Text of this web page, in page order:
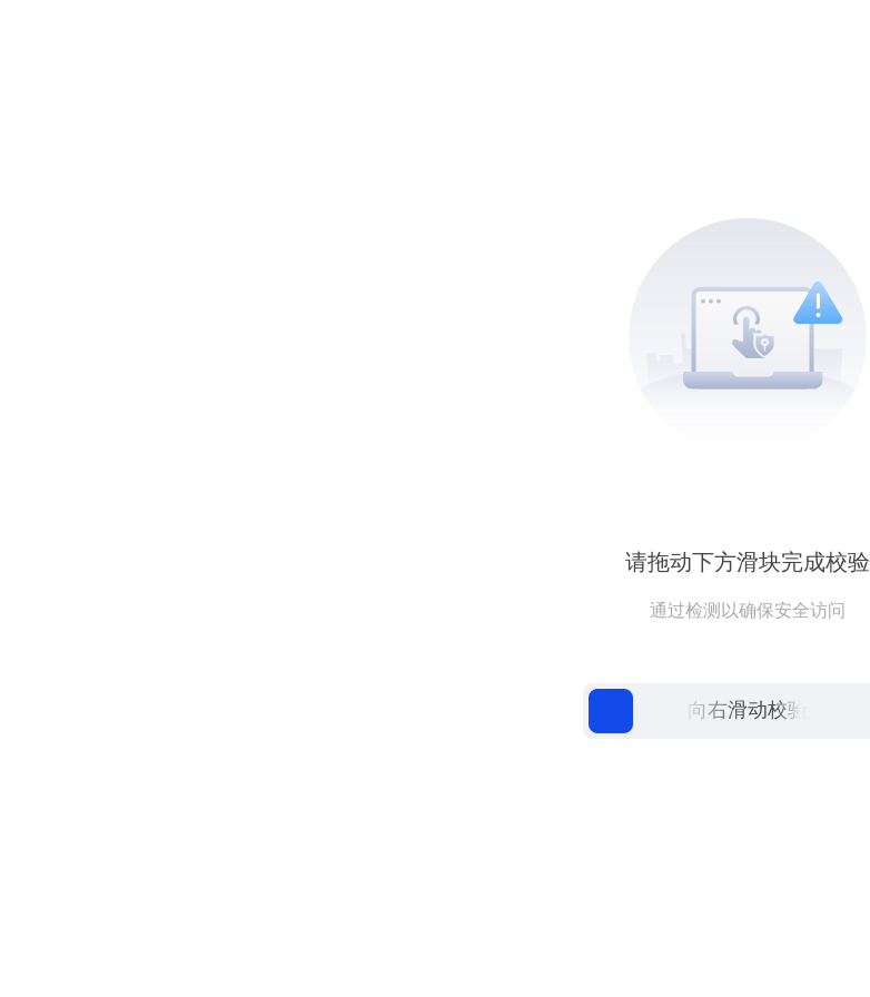
请拖动下方滑块完成校验
通过检测以确保安全访问